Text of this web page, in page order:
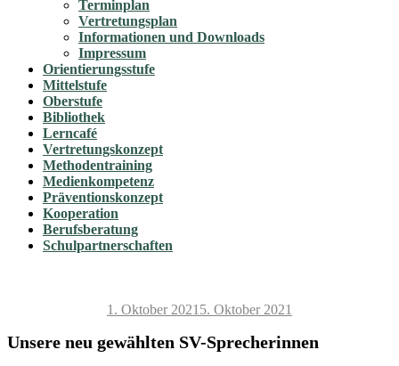
Terminplan
Vertretungsplan
Informationen und Downloads
Impressum
Orientierungsstufe
Mittelstufe
Oberstufe
Bibliothek
Lerncafé
Vertretungskonzept
Methodentraining
Medienkompetenz
Präventionskonzept
Kooperation
Berufsberatung
Schulpartnerschaften
Veröffentlicht
1. Oktober 2021 5. Oktober 2021
Unsere neu gewählten SV-Sprecherinnen